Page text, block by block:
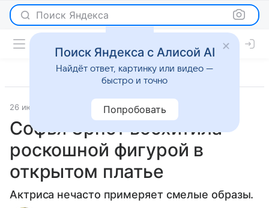
Поиск Яндекса
26 июня 2023 Светская жизнь
Софья Эрнст восхитила
роскошной фигурой в
открытом платье
Актриса нечасто примеряет смелые образы.
Поиск Яндекса с Алисой AI
Найдёт ответ, картинку или видео —
быстро и точно
Попробовать